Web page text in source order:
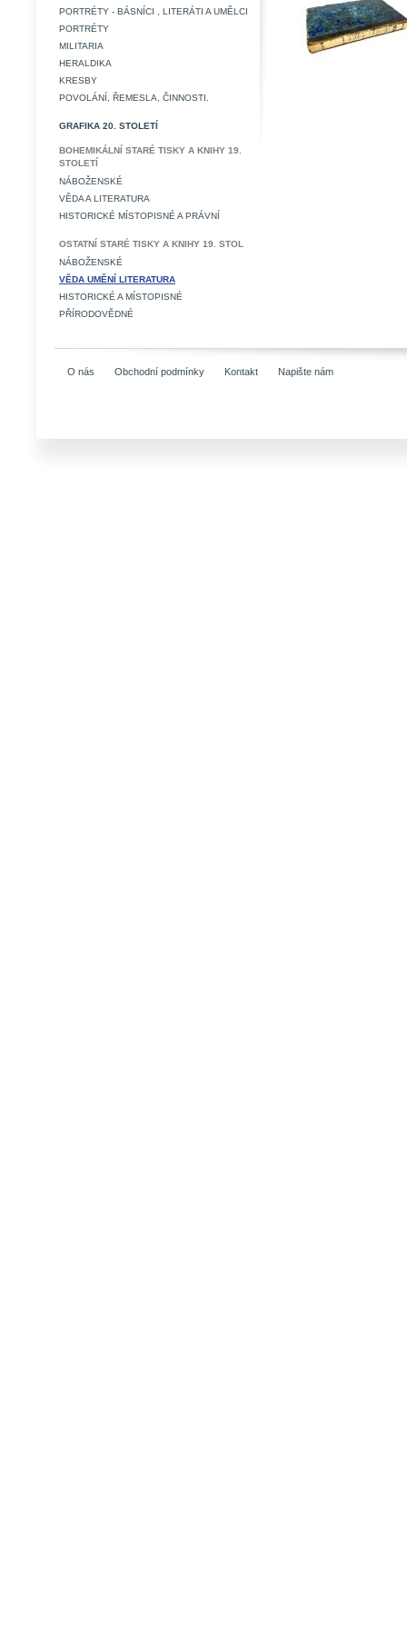
PORTRÉTY - BÁSNÍCI , LITERÁTI A UMĚLCI
PORTRÉTY
MILITARIA
HERALDIKA
KRESBY
POVOLÁNÍ, ŘEMESLA, ČINNOSTI.
GRAFIKA 20. STOLETÍ
BOHEMIKÁLNÍ STARÉ TISKY A KNIHY 19.
STOLETÍ
NÁBOŽENSKÉ
VĚDA A LITERATURA
HISTORICKÉ MÍSTOPISNÉ A PRÁVNÍ
OSTATNÍ STARÉ TISKY A KNIHY 19. STOL
NÁBOŽENSKÉ
VĚDA UMĚNÍ LITERATURA
HISTORICKÉ A MÍSTOPISNÉ
PŘÍRODOVĚDNÉ
O nás Obchodní podmínky Kontakt Napište nám